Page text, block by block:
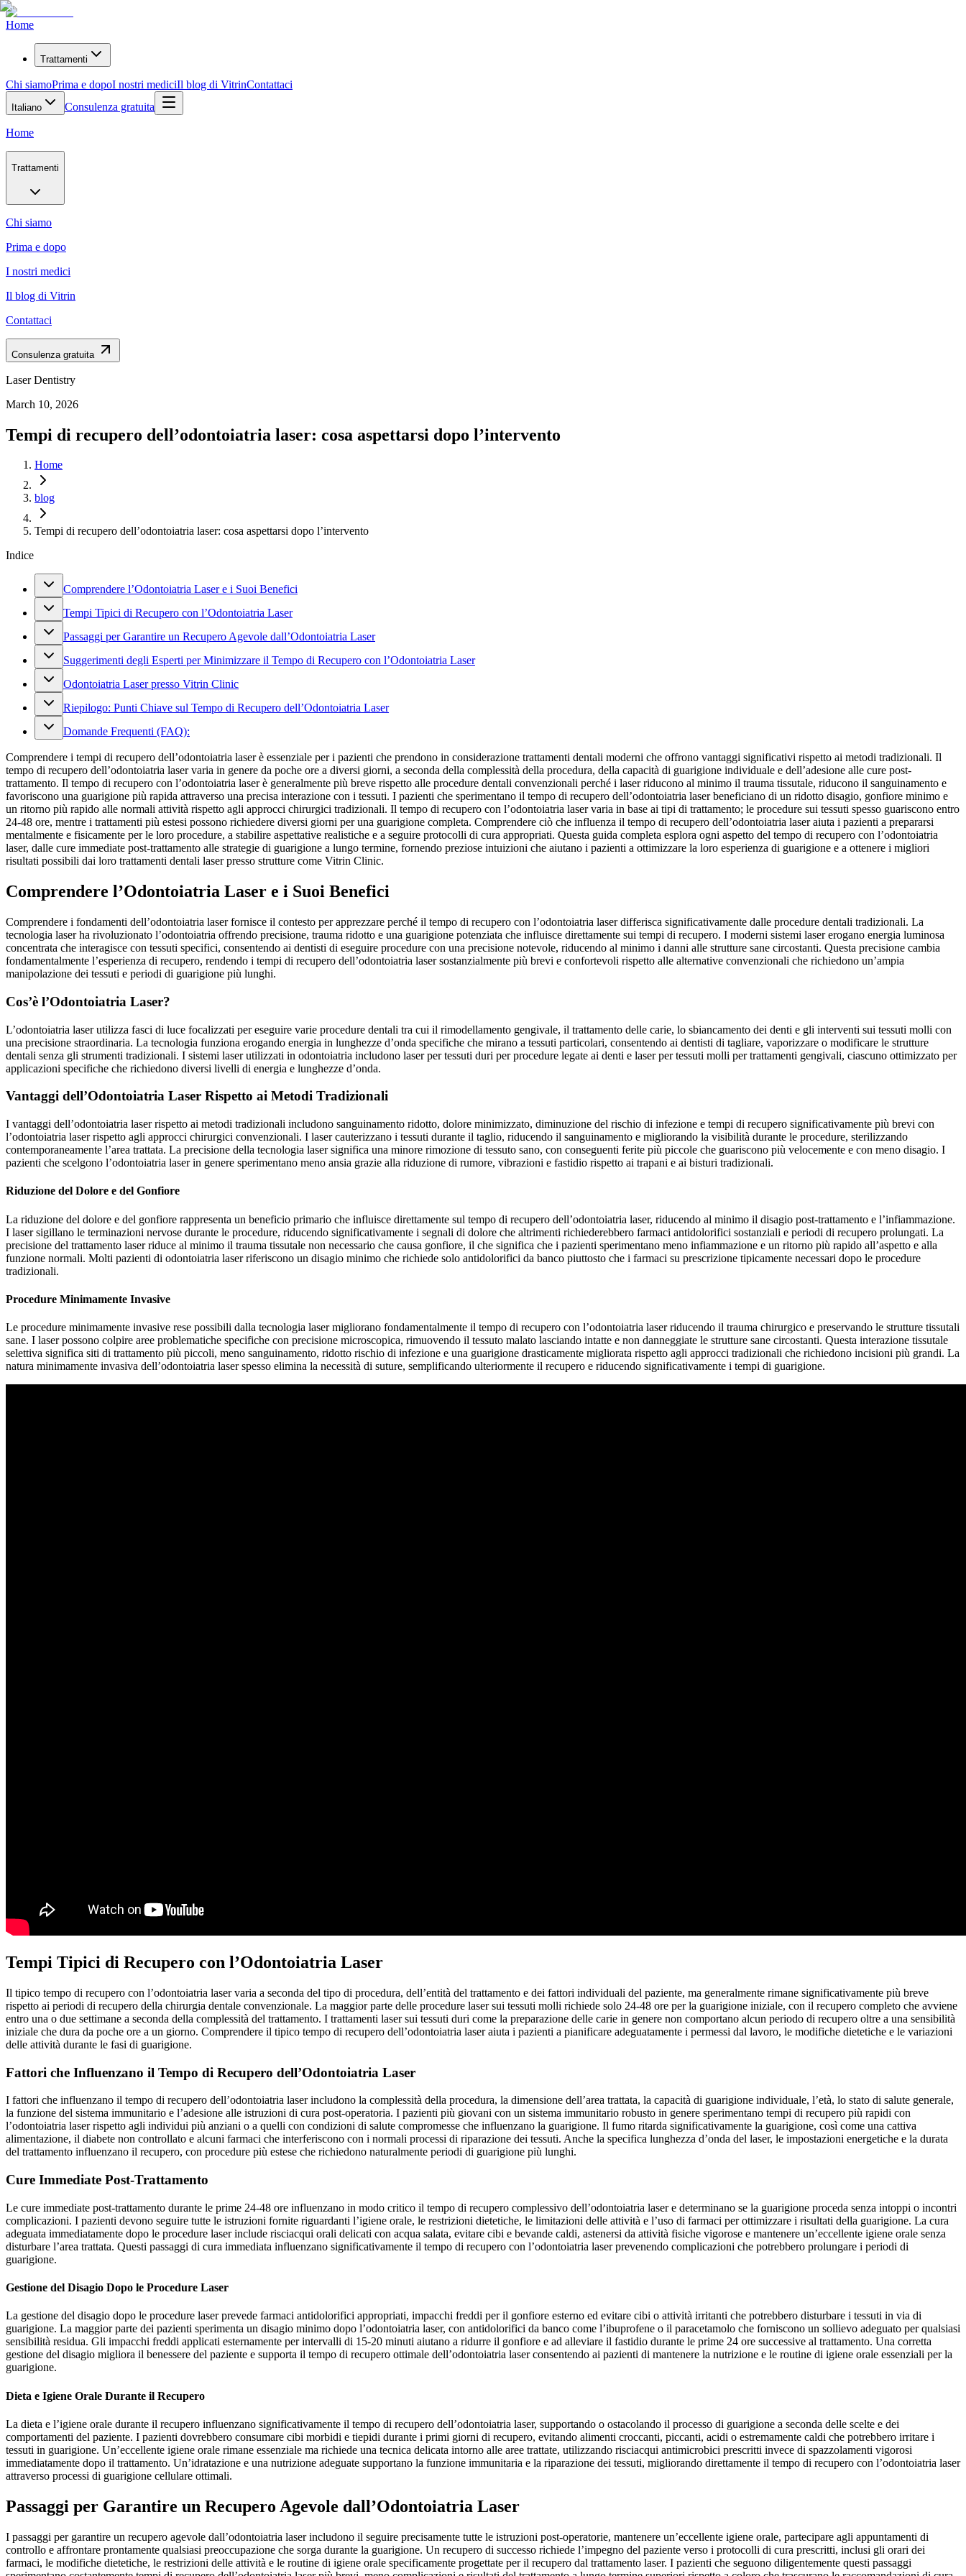
Home
Trattamenti
Chi siamoPrima e dopoI nostri mediciIl blog di VitrinContattaci
Italiano Consulenza gratuita
Home
Trattamenti
Chi siamo
Prima e dopo
I nostri medici
Il blog di Vitrin
Contattaci
Consulenza gratuita
Laser Dentistry
March 10, 2026
Tempi di recupero dell’odontoiatria laser: cosa aspettarsi dopo l’intervento
Home
blog
Tempi di recupero dell’odontoiatria laser: cosa aspettarsi dopo l’intervento
Indice
Comprendere l’Odontoiatria Laser e i Suoi Benefici
Tempi Tipici di Recupero con l’Odontoiatria Laser
Passaggi per Garantire un Recupero Agevole dall’Odontoiatria Laser
Suggerimenti degli Esperti per Minimizzare il Tempo di Recupero con l’Odontoiatria Laser
Odontoiatria Laser presso Vitrin Clinic
Riepilogo: Punti Chiave sul Tempo di Recupero dell’Odontoiatria Laser
Domande Frequenti (FAQ):
Comprendere i tempi di recupero dell’odontoiatria laser è essenziale per i pazienti che prendono in considerazione trattamenti dentali moderni che offrono vantaggi significativi rispetto ai metodi tradizionali. Il
tempo di recupero dell’odontoiatria laser varia in genere da poche ore a diversi giorni, a seconda della complessità della procedura, della capacità di guarigione individuale e dell’adesione alle cure post-
trattamento. Il tempo di recupero con l’odontoiatria laser è generalmente più breve rispetto alle procedure dentali convenzionali perché i laser riducono al minimo il trauma tissutale, riducono il sanguinamento e
favoriscono una guarigione più rapida attraverso una precisa interazione con i tessuti. I pazienti che sperimentano il tempo di recupero dell’odontoiatria laser beneficiano di un ridotto disagio, gonfiore minimo e
un ritorno più rapido alle normali attività rispetto agli approcci chirurgici tradizionali. Il tempo di recupero con l’odontoiatria laser varia in base ai tipi di trattamento; le procedure sui tessuti spesso guariscono entro
24-48 ore, mentre i trattamenti più estesi possono richiedere diversi giorni per una guarigione completa. Comprendere ciò che influenza il tempo di recupero dell’odontoiatria laser aiuta i pazienti a prepararsi
mentalmente e fisicamente per le loro procedure, a stabilire aspettative realistiche e a seguire protocolli di cura appropriati. Questa guida completa esplora ogni aspetto del tempo di recupero con l’odontoiatria
laser, dalle cure immediate post-trattamento alle strategie di guarigione a lungo termine, fornendo preziose intuizioni che aiutano i pazienti a ottimizzare la loro esperienza di guarigione e a ottenere i migliori
risultati possibili dai loro trattamenti dentali laser presso strutture come Vitrin Clinic.
Comprendere l’Odontoiatria Laser e i Suoi Benefici
Comprendere i fondamenti dell’odontoiatria laser fornisce il contesto per apprezzare perché il tempo di recupero con l’odontoiatria laser differisca significativamente dalle procedure dentali tradizionali. La
tecnologia laser ha rivoluzionato l’odontoiatria offrendo precisione, trauma ridotto e una guarigione potenziata che influisce direttamente sui tempi di recupero. I moderni sistemi laser erogano energia luminosa
concentrata che interagisce con tessuti specifici, consentendo ai dentisti di eseguire procedure con una precisione notevole, riducendo al minimo i danni alle strutture sane circostanti. Questa precisione cambia
fondamentalmente l’esperienza di recupero, rendendo i tempi di recupero dell’odontoiatria laser sostanzialmente più brevi e confortevoli rispetto alle alternative convenzionali che richiedono un’ampia
manipolazione dei tessuti e periodi di guarigione più lunghi.
Cos’è l’Odontoiatria Laser?
L’odontoiatria laser utilizza fasci di luce focalizzati per eseguire varie procedure dentali tra cui il rimodellamento gengivale, il trattamento delle carie, lo sbiancamento dei denti e gli interventi sui tessuti molli con
una precisione straordinaria. La tecnologia funziona erogando energia in lunghezze d’onda specifiche che mirano a tessuti particolari, consentendo ai dentisti di tagliare, vaporizzare o modificare le strutture
dentali senza gli strumenti tradizionali. I sistemi laser utilizzati in odontoiatria includono laser per tessuti duri per procedure legate ai denti e laser per tessuti molli per trattamenti gengivali, ciascuno ottimizzato per
applicazioni specifiche che richiedono diversi livelli di energia e lunghezze d’onda.
Vantaggi dell’Odontoiatria Laser Rispetto ai Metodi Tradizionali
I vantaggi dell’odontoiatria laser rispetto ai metodi tradizionali includono sanguinamento ridotto, dolore minimizzato, diminuzione del rischio di infezione e tempi di recupero significativamente più brevi con
l’odontoiatria laser rispetto agli approcci chirurgici convenzionali. I laser cauterizzano i tessuti durante il taglio, riducendo il sanguinamento e migliorando la visibilità durante le procedure, sterilizzando
contemporaneamente l’area trattata. La precisione della tecnologia laser significa una minore rimozione di tessuto sano, con conseguenti ferite più piccole che guariscono più velocemente e con meno disagio. I
pazienti che scelgono l’odontoiatria laser in genere sperimentano meno ansia grazie alla riduzione di rumore, vibrazioni e fastidio rispetto ai trapani e ai bisturi tradizionali.
Riduzione del Dolore e del Gonfiore
La riduzione del dolore e del gonfiore rappresenta un beneficio primario che influisce direttamente sul tempo di recupero dell’odontoiatria laser, riducendo al minimo il disagio post-trattamento e l’infiammazione.
I laser sigillano le terminazioni nervose durante le procedure, riducendo significativamente i segnali di dolore che altrimenti richiederebbero farmaci antidolorifici sostanziali e periodi di recupero prolungati. La
precisione del trattamento laser riduce al minimo il trauma tissutale non necessario che causa gonfiore, il che significa che i pazienti sperimentano meno infiammazione e un ritorno più rapido all’aspetto e alla
funzione normali. Molti pazienti di odontoiatria laser riferiscono un disagio minimo che richiede solo antidolorifici da banco piuttosto che i farmaci su prescrizione tipicamente necessari dopo le procedure
tradizionali.
Procedure Minimamente Invasive
Le procedure minimamente invasive rese possibili dalla tecnologia laser migliorano fondamentalmente il tempo di recupero con l’odontoiatria laser riducendo il trauma chirurgico e preservando le strutture tissutali
sane. I laser possono colpire aree problematiche specifiche con precisione microscopica, rimuovendo il tessuto malato lasciando intatte e non danneggiate le strutture sane circostanti. Questa interazione tissutale
selettiva significa siti di trattamento più piccoli, meno sanguinamento, ridotto rischio di infezione e una guarigione drasticamente migliorata rispetto agli approcci tradizionali che richiedono incisioni più grandi. La
natura minimamente invasiva dell’odontoiatria laser spesso elimina la necessità di suture, semplificando ulteriormente il recupero e riducendo significativamente i tempi di guarigione.
Tempi Tipici di Recupero con l’Odontoiatria Laser
Il tipico tempo di recupero con l’odontoiatria laser varia a seconda del tipo di procedura, dell’entità del trattamento e dei fattori individuali del paziente, ma generalmente rimane significativamente più breve
rispetto ai periodi di recupero della chirurgia dentale convenzionale. La maggior parte delle procedure laser sui tessuti molli richiede solo 24-48 ore per la guarigione iniziale, con il recupero completo che avviene
entro una o due settimane a seconda della complessità del trattamento. I trattamenti laser sui tessuti duri come la preparazione delle carie in genere non comportano alcun periodo di recupero oltre a una sensibilità
iniziale che dura da poche ore a un giorno. Comprendere il tipico tempo di recupero dell’odontoiatria laser aiuta i pazienti a pianificare adeguatamente i permessi dal lavoro, le modifiche dietetiche e le variazioni
delle attività durante le fasi di guarigione.
Fattori che Influenzano il Tempo di Recupero dell’Odontoiatria Laser
I fattori che influenzano il tempo di recupero dell’odontoiatria laser includono la complessità della procedura, la dimensione dell’area trattata, la capacità di guarigione individuale, l’età, lo stato di salute generale,
la funzione del sistema immunitario e l’adesione alle istruzioni di cura post-operatoria. I pazienti più giovani con un sistema immunitario robusto in genere sperimentano tempi di recupero più rapidi con
l’odontoiatria laser rispetto agli individui più anziani o a quelli con condizioni di salute compromesse che influenzano la guarigione. Il fumo ritarda significativamente la guarigione, così come una cattiva
alimentazione, il diabete non controllato e alcuni farmaci che interferiscono con i normali processi di riparazione dei tessuti. Anche la specifica lunghezza d’onda del laser, le impostazioni energetiche e la durata
del trattamento influenzano il recupero, con procedure più estese che richiedono naturalmente periodi di guarigione più lunghi.
Cure Immediate Post-Trattamento
Le cure immediate post-trattamento durante le prime 24-48 ore influenzano in modo critico il tempo di recupero complessivo dell’odontoiatria laser e determinano se la guarigione proceda senza intoppi o incontri
complicazioni. I pazienti devono seguire tutte le istruzioni fornite riguardanti l’igiene orale, le restrizioni dietetiche, le limitazioni delle attività e l’uso di farmaci per ottimizzare i risultati della guarigione. La cura
adeguata immediatamente dopo le procedure laser include risciacqui orali delicati con acqua salata, evitare cibi e bevande caldi, astenersi da attività fisiche vigorose e mantenere un’eccellente igiene orale senza
disturbare l’area trattata. Questi passaggi di cura immediata influenzano significativamente il tempo di recupero con l’odontoiatria laser prevenendo complicazioni che potrebbero prolungare i periodi di
guarigione.
Gestione del Disagio Dopo le Procedure Laser
La gestione del disagio dopo le procedure laser prevede farmaci antidolorifici appropriati, impacchi freddi per il gonfiore esterno ed evitare cibi o attività irritanti che potrebbero disturbare i tessuti in via di
guarigione. La maggior parte dei pazienti sperimenta un disagio minimo dopo l’odontoiatria laser, con antidolorifici da banco come l’ibuprofene o il paracetamolo che forniscono un sollievo adeguato per qualsiasi
sensibilità residua. Gli impacchi freddi applicati esternamente per intervalli di 15-20 minuti aiutano a ridurre il gonfiore e ad alleviare il fastidio durante le prime 24 ore successive al trattamento. Una corretta
gestione del disagio migliora il benessere del paziente e supporta il tempo di recupero ottimale dell’odontoiatria laser consentendo ai pazienti di mantenere la nutrizione e le routine di igiene orale essenziali per la
guarigione.
Dieta e Igiene Orale Durante il Recupero
La dieta e l’igiene orale durante il recupero influenzano significativamente il tempo di recupero dell’odontoiatria laser, supportando o ostacolando il processo di guarigione a seconda delle scelte e dei
comportamenti del paziente. I pazienti dovrebbero consumare cibi morbidi e tiepidi durante i primi giorni di recupero, evitando alimenti croccanti, piccanti, acidi o estremamente caldi che potrebbero irritare i
tessuti in guarigione. Un’eccellente igiene orale rimane essenziale ma richiede una tecnica delicata intorno alle aree trattate, utilizzando risciacqui antimicrobici prescritti invece di spazzolamenti vigorosi
immediatamente dopo il trattamento. Un’idratazione e una nutrizione adeguate supportano la funzione immunitaria e la riparazione dei tessuti, migliorando direttamente il tempo di recupero con l’odontoiatria laser
attraverso processi di guarigione cellulare ottimali.
Passaggi per Garantire un Recupero Agevole dall’Odontoiatria Laser
I passaggi per garantire un recupero agevole dall’odontoiatria laser includono il seguire precisamente tutte le istruzioni post-operatorie, mantenere un’eccellente igiene orale, partecipare agli appuntamenti di
controllo e affrontare prontamente qualsiasi preoccupazione che sorga durante la guarigione. Un recupero di successo richiede l’impegno del paziente verso i protocolli di cura prescritti, inclusi gli orari dei
farmaci, le modifiche dietetiche, le restrizioni delle attività e le routine di igiene orale specificamente progettate per il recupero dal trattamento laser. I pazienti che seguono diligentemente questi passaggi